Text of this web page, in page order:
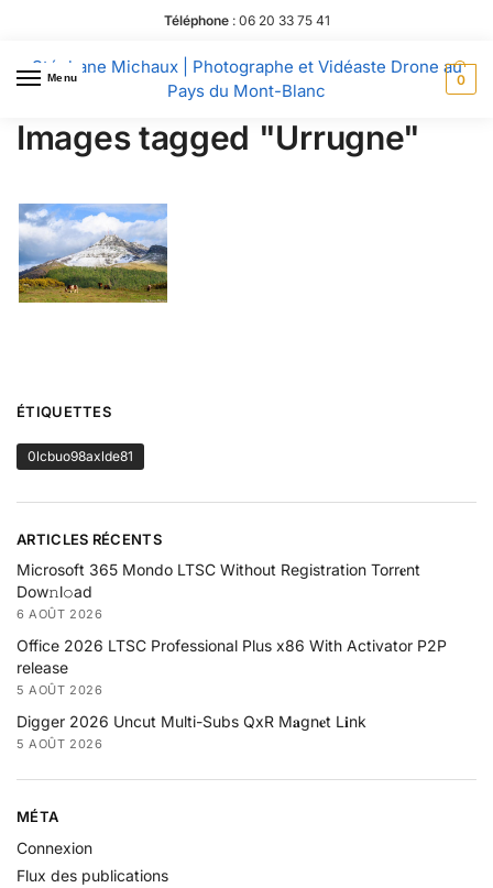
Téléphone: 06 20 33 75 41
Menu
Stéphane Michaux | Photographe et Vidéaste Drone au
Pays du Mont-Blanc
0
Images tagged "Urrugne"
ÉTIQUETTES
0lcbuo98axlde81
ARTICLES RÉCENTS
Microsoft 365 Mondo LTSC Without Registration Torr𝐞nt
Dow𝚗l𝚘аd
6 AOÛT 2026
Office 2026 LTSC Professional Plus x86 With Activator P2P
release
5 AOÛT 2026
Digger 2026 Uncut Multi-Subs QxR M𝐚gn𝐞t L𝐢nk
5 AOÛT 2026
MÉTA
Connexion
Flux des publications